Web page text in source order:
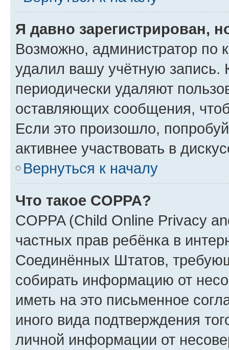
Я давно зарегистрирован,
Возможно, администратор по
удалил вашу учётную запись.
периодически удаляют
оставляющих сообщения,
Если это произошло,
активнее участвовать в
Вернуться к началу
Что такое COPPA?
COPPA (Child Online Privacy
частных прав ребёнка в
Соединённых Штатов,
собирать информацию от
иметь на это письменное
иного вида подтверждения
личной информации от